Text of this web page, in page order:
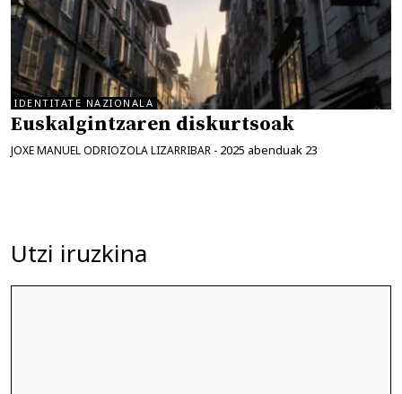
IDENTITATE NAZIONALA
Euskalgintzaren diskurtsoak
JOXE MANUEL ODRIOZOLA LIZARRIBAR - 2025 abenduak 23
Utzi iruzkina